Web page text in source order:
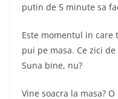
putin de 5 minute sa
Este momentul in care
pui pe masa. Ce zici
Suna bine, nu?
Vine soacra la masa?